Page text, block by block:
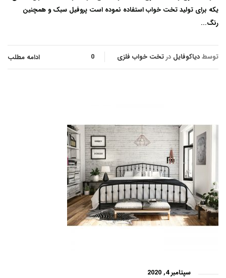
یکه برای تولید تخت خواب استفاده نموده است پروفیل سبک و همچنین
رنگ...
ادامه مطلب توسطدیاکوفایل درتخت خواب فلزی 0
سپتامبر 4, 2020